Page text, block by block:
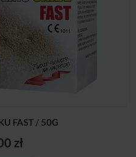
FAST / 50G
zł